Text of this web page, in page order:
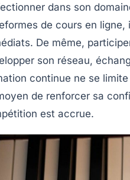
dans son
de cours en
De même,
son réseau,
continue ne se
de renforcer sa
est accrue.